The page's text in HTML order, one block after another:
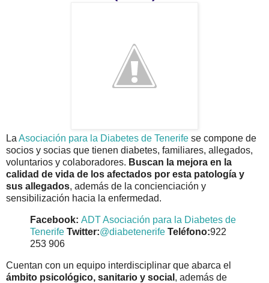
La Asociación para la Diabetes de Tenerife se compone de
socios y socias que tienen diabetes, familiares, allegados,
voluntarios y colaboradores. Buscan la mejora en la
calidad de vida de los afectados por esta patología y
sus allegados, además de la concienciación y
sensibilización hacia la enfermedad.
Facebook: ADT Asociación para la Diabetes de
Tenerife Twitter:@diabetenerife Teléfono:922
253 906
Cuentan con un equipo interdisciplinar que abarca el
ámbito psicológico, sanitario y social , además de